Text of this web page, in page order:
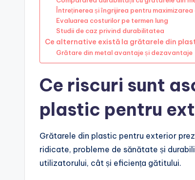
Întreținerea și îngrijirea pentru
Evaluarea costurilor pe termen lung
Studii de caz privind durabilitatea
Ce alternative există la grătarele din
Grătare din metal avantaje și dezavantaje
Ce riscuri sunt
plastic pentru
Grătarele din plastic pentru exterior
ridicate, probleme de sănătate și
utilizatorului, cât și eficiența gătitului.